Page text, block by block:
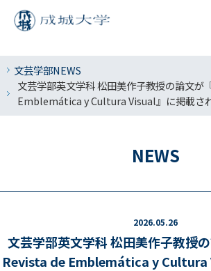
文芸学部NEWS
文芸学部英文学科 松田美作子教授の論文
Emblemática y Cultura Visual』に掲載さ
NEWS
2026.05.26
文芸学部英文学科 松田美作子教授
Revista de Emblemática y Cultura